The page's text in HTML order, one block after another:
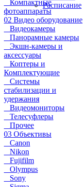
Расписание
Компактные
фотоаппараты
02 Видео оборудование
Видеокамеры
Панорамные камеры
Экшн-камеры и
аксессуары
Коптеры и
Комплектующие
Системы
стабилизации и
удержания
Видеомониторы
Телесуфлеры
Прочее
03 Объективы
Canon
Nikon
Fujifilm
Olympus
Sony